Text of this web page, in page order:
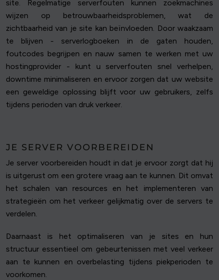
site. Regelmatige serverfouten kunnen zoekmachines
wijzen op betrouwbaarheidsproblemen, wat de
zichtbaarheid van je site kan beïnvloeden. Door waakzaam
te blijven - serverlogboeken in de gaten houden,
foutcodes begrijpen en nauw samen te werken met uw
hostingprovider - kunt u serverfouten snel verhelpen,
downtime minimaliseren en ervoor zorgen dat uw website
een geweldige oplossing blijft voor uw gebruikers, zelfs
tijdens perioden van druk verkeer.
JE SERVER VOORBEREIDEN
Je server voorbereiden houdt in dat je ervoor zorgt dat hij
is uitgerust om een grotere vraag aan te kunnen. Dit omvat
het schalen van resources en het implementeren van
strategieën om het verkeer gelijkmatig over de servers te
verdelen.
Daarnaast is het optimaliseren van je sites en hun
structuur essentieel om gebeurtenissen met veel verkeer
aan te kunnen en overbelasting tijdens piekperioden te
voorkomen.